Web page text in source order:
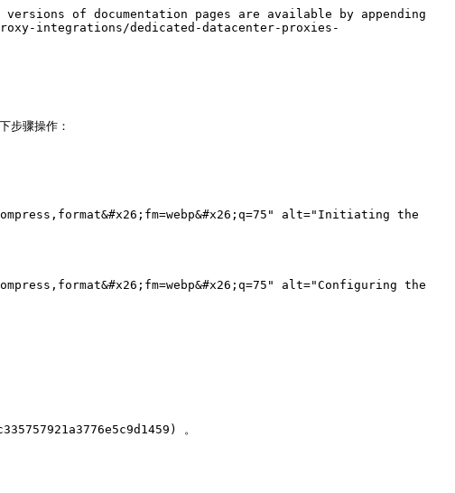
of documentation pages are available by appending
integrations/dedicated-datacenter-proxies-
骤操作：
alt="Initiating the
alt="Configuring the
。